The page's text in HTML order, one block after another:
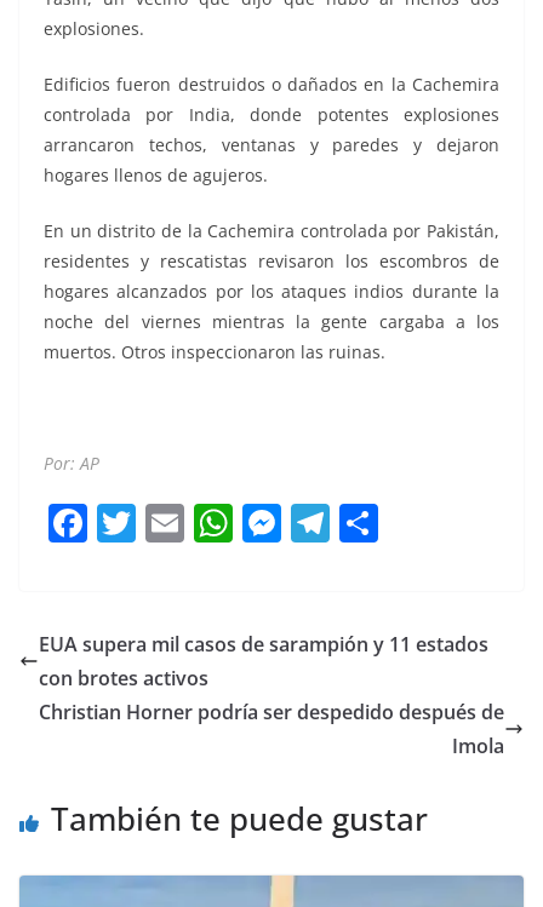
explosiones.
Edificios fueron destruidos o dañados en la Cachemira
controlada por India, donde potentes explosiones
arrancaron techos, ventanas y paredes y dejaron
hogares llenos de agujeros.
En un distrito de la Cachemira controlada por Pakistán,
residentes y rescatistas revisaron los escombros de
hogares alcanzados por los ataques indios durante la
noche del viernes mientras la gente cargaba a los
muertos. Otros inspeccionaron las ruinas.
Por: AP
F
e
b
o
T
er
E
l
W
s
p
M
e
g
T
gr
m
p
tir
EUA supera mil casos de sarampión y 11 estados
con brotes activos
Christian Horner podría ser despedido después de
Imola
También te puede gustar